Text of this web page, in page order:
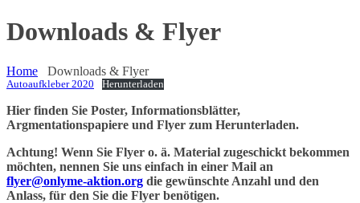
Downloads & Flyer
Home Downloads & Flyer
Autoaufkleber 2020 Herunterladen
Hier finden Sie Poster, Informationsblätter,
Argmentationspapiere und Flyer zum Herunterladen.
Achtung! Wenn Sie Flyer o. ä. Material zugeschickt bekommen
möchten, nennen Sie uns einfach in einer Mail an
flyer@onlyme-aktion.org die gewünschte Anzahl und den
Anlass, für den Sie die Flyer benötigen.